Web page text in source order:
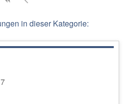
in dieser Kategorie: